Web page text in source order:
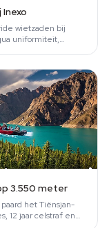
wietzaden bij
uniformiteit,
3.550 meter
het Tiënsjan-
12 jaar celstraf en